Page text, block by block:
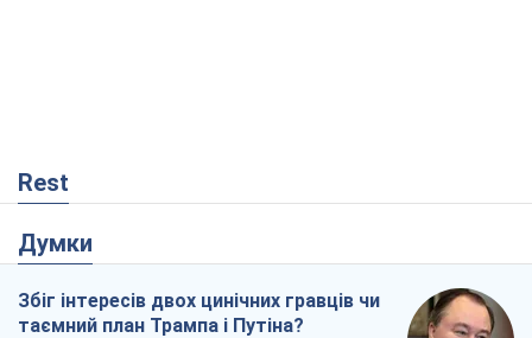
Rest
Думки
Збіг інтересів двох цинічних гравців чи
таємний план Трампа і Путіна?